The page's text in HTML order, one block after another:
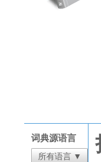
词典源语言
所有语言 ▼